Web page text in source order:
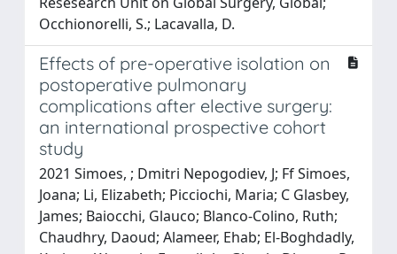
Occhionorelli, S.; Lacavalla, D.
Effects of pre-operative isolation on
postoperative pulmonary
complications after elective surgery:
an international prospective cohort
study
2021 Simoes, ; Dmitri Nepogodiev, J; Ff Simoes,
Joana; Li, Elizabeth; Picciochi, Maria; C Glasbey,
James; Baiocchi, Glauco; Blanco-Colino, Ruth;
Chaudhry, Daoud; Alameer, Ehab; El-Boghdadly,